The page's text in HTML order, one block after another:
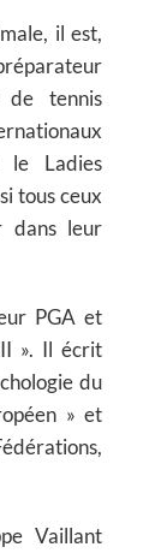
, il est,
tennis
le Ladies
tous ceux
dans leur
PGA et
». Il écrit
du
» et
Vaillant